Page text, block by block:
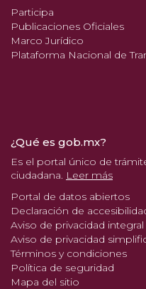
Participa
Publicaciones Oficiales
Marco Jurídico
Plataforma Nacional de
¿Qué es gob.mx?
Es el portal único de
ciudadana. Leer más
Portal de datos abiertos
Declaración de
Aviso de privacidad integral
Aviso de privacidad
Términos y condiciones
Política de seguridad
Mapa del sitio